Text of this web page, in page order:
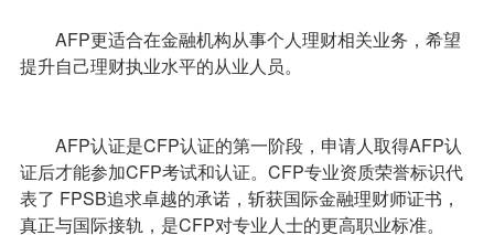
AFP更适合在金融机构从事个人理财相关业务，希望
提升自己理财执业水平的从业人员。
AFP认证是CFP认证的第一阶段，申请人取得AFP认
证后才能参加CFP考试和认证。CFP专业资质荣誉标识代
表了 FPSB追求卓越的承诺，斩获国际金融理财师证书，
真正与国际接轨，是CFP对专业人士的更高职业标准。